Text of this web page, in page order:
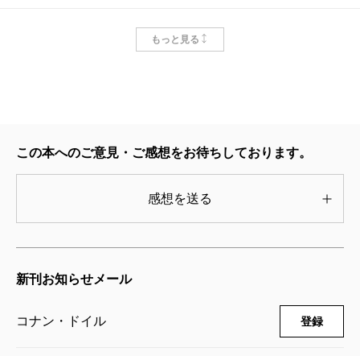
バスカヴィル家の犬
1954/05/12
1953/12/28
1953/06/01
649円
もっと見る
この本へのご意見・ご感想をお待ちしております。
感想を送る
新刊お知らせメール
コナン・ドイル 登録